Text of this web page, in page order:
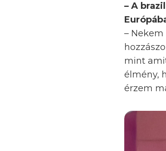
– A
–
mint
élmény,
érzem